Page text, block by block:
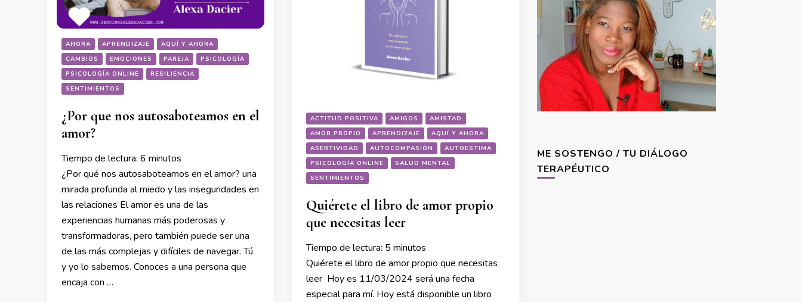
AHORA APRENDIZAJE
AQUÍ Y AHORA
CAMBIOS
EMOCIONES PAREJA
PSICOLOGÍA
PSICOLOGÍA ONLINE
RESILIENCIA
SENTIMIENTOS
¿Por que nos autosaboteamos en el
amor?
Tiempo de lectura: 6 minutos
¿Por qué nos autosaboteamos en el amor? una
mirada profunda al miedo y las inseguridades en
las relaciones El amor es una de las
experiencias humanas más poderosas y
transformadoras, pero también puede ser una
de las más complejas y difíciles de navegar. Tú
y yo lo sabemos. Conoces a una persona que
encaja con …
ACTITUD POSITIVA AMIGOS
AMISTAD
AMOR PROPIO
APRENDIZAJE
AQUÍ Y AHORA
ASERTIVIDAD
AUTOCOMPASIÓN
AUTOESTIMA
PSICOLOGÍA ONLINE
SALUD MENTAL
SENTIMIENTOS
Quiérete el libro de amor propio
que necesitas leer
Tiempo de lectura: 5 minutos
Quiérete el libro de amor propio que necesitas
leer Hoy es 11/03/2024 será una fecha
especial para mí. Hoy está disponible un libro
ME SOSTENGO / TU DIÁLOGO
TERAPÉUTICO